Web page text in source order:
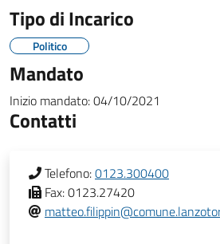
Tipo di Incarico
Politico
Mandato
Inizio mandato:04/10/2021
Contatti
Telefono:0123.300400
Fax:0123.27420